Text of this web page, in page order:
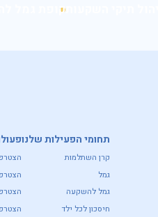
תיקי השקעותקופת גמל
תחומי הפעילות שלנו
קרן השתלמות
גמל
גמל להשקעה
חיסכון לכל ילד